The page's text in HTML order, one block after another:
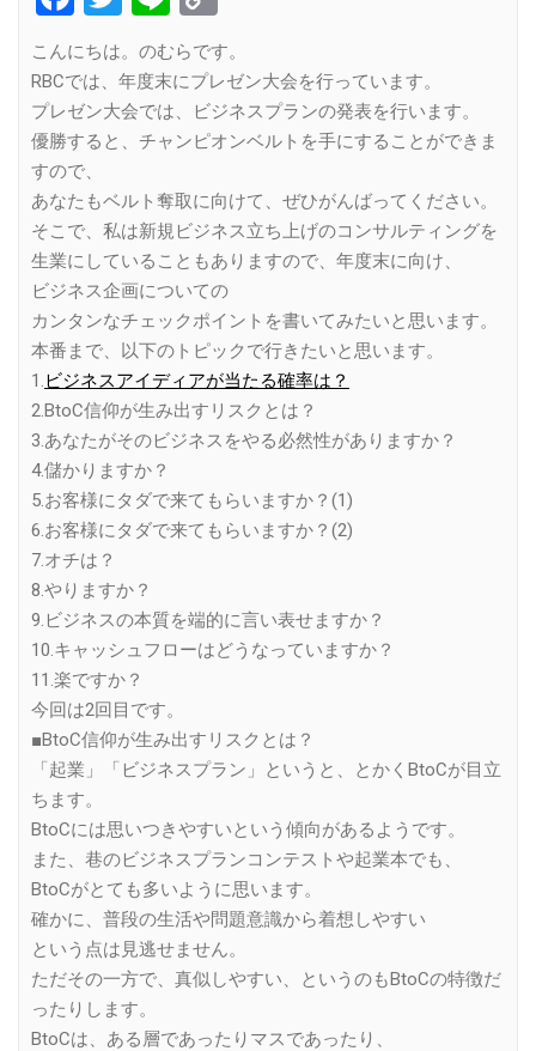
Link
こんにちは。のむらです。
RBCでは、年度末にプレゼン大会を行っています。
プレゼン大会では、ビジネスプランの発表を行います。
優勝すると、チャンピオンベルトを手にすることができま
すので、
あなたもベルト奪取に向けて、ぜひがんばってください。
そこで、私は新規ビジネス立ち上げのコンサルティングを
生業にしていることもありますので、年度末に向け、
ビジネス企画についての
カンタンなチェックポイントを書いてみたいと思います。
本番まで、以下のトピックで行きたいと思います。
1. ビジネスアイディアが当たる確率は？
2.BtoC信仰が生み出すリスクとは？
3.あなたがそのビジネスをやる必然性がありますか？
4.儲かりますか？
5.お客様にタダで来てもらいますか？(1)
6.お客様にタダで来てもらいますか？(2)
7.オチは？
8.やりますか？
9.ビジネスの本質を端的に言い表せますか？
10.キャッシュフローはどうなっていますか？
11.楽ですか？
今回は2回目です。
■BtoC信仰が生み出すリスクとは？
「起業」「ビジネスプラン」というと、とかくBtoCが目立
ちます。
BtoCには思いつきやすいという傾向があるようです。
また、巷のビジネスプランコンテストや起業本でも、
BtoCがとても多いように思います。
確かに、普段の生活や問題意識から着想しやすい
という点は見逃せません。
ただその一方で、真似しやすい、というのもBtoCの特徴だ
ったりします。
BtoCは、ある層であったりマスであったり、